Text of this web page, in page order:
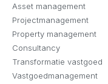
Asset management
Projectmanagement
Property management
Consultancy
Transformatie vastgoed
Vastgoedmanagement